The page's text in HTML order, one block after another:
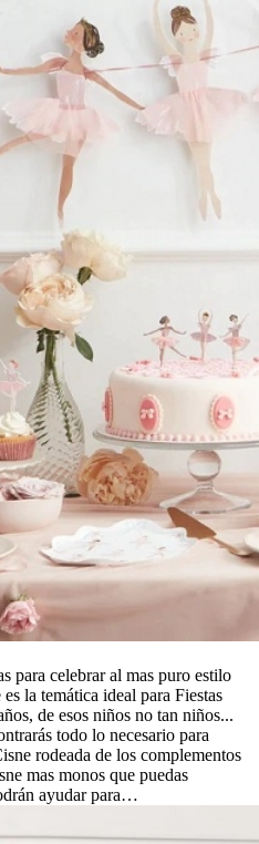
para celebrar al mas puro estilo
la temática ideal para Fiestas
de esos niños no tan niños...
todo lo necesario para
rodeada de los complementos
mas monos que puedas
ayudar para…